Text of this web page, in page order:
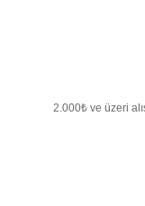
2.000₺ ve üzeri